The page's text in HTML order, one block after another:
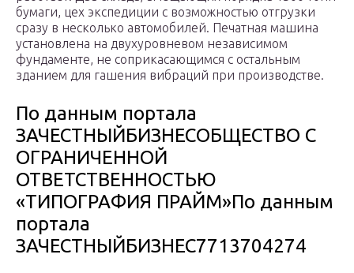
бумаги, цех экспедиции с возможностью отгрузки
сразу в несколько автомобилей. Печатная машина
установлена на двухуровневом независимом
фундаменте, не соприкасающимся с остальным
зданием для гашения вибраций при производстве.
По данным портала
ЗАЧЕСТНЫЙБИЗНЕСОБЩЕСТВО С
ОГРАНИЧЕННОЙ
ОТВЕТСТВЕННОСТЬЮ
«ТИПОГРАФИЯ ПРАЙМ»По данным
портала
ЗАЧЕСТНЫЙБИЗНЕС7713704274